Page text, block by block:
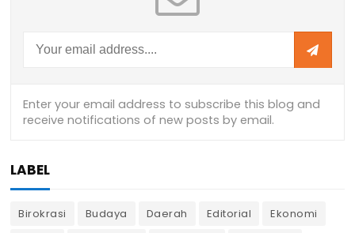
LABEL
Birokrasi Budaya Daerah Editorial
Ekonomi